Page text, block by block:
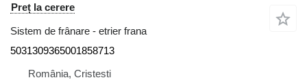
Preț la cerere
Sistem de frânare - etrier frana
5031309365001858713
România, Cristesti